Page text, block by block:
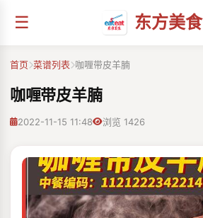
☰ 东方美食
首页 菜谱列表 咖喱带皮羊腩
咖喱带皮羊腩
2022-11-15 11:48 浏览 1426